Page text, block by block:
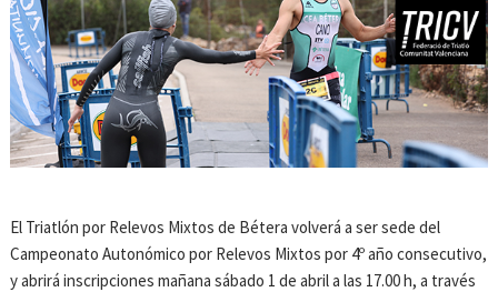
El Triatlón por Relevos Mixtos de Bétera volverá a ser sede del
Campeonato Autonómico por Relevos Mixtos por 4º año consecutivo,
y abrirá inscripciones mañana sábado 1 de abril a las 17.00 h, a través